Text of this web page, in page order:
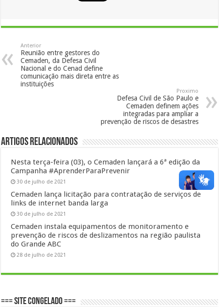
Anterior
Reunião entre gestores do
Cemaden, da Defesa Civil
Nacional e do Cenad define
comunicação mais direta entre as
instituições
Proximo
Defesa Civil de São Paulo e
Cemaden definem ações
integradas para ampliar a
prevenção de riscos de desastres
Artigos Relacionados
Nesta terça-feira (03), o Cemaden lançará a 6ª edição da
Campanha #AprenderParaPrevenir
30 de julho de 2021
Cemaden lança licitação para contratação de serviços de
links de internet banda larga
30 de julho de 2021
Cemaden instala equipamentos de monitoramento e
prevenção de riscos de deslizamentos na região paulista
do Grande ABC
28 de julho de 2021
=== SITE CONGELADO ===